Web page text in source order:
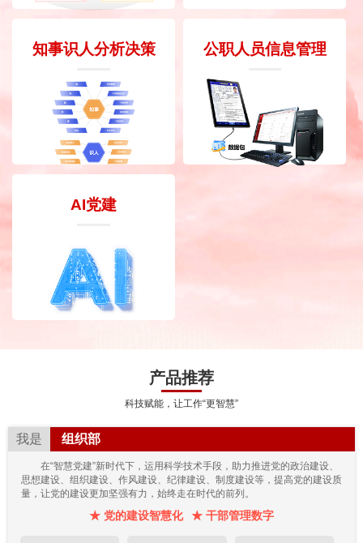
知事识人分析决策 公职人员信息管理
AI党建
产品推荐
科技赋能，让工作“更智慧”
我是 组织部
在“智慧党建”新时代下，运用科学技术手段，助力推进党的政治建设、
思想建设、组织建设、作风建设、纪律建设、制度建设等，提高党的建设质
量，让党的建设更加坚强有力，始终走在时代的前列。
★ 党的建设智慧化 ★ 干部管理数字